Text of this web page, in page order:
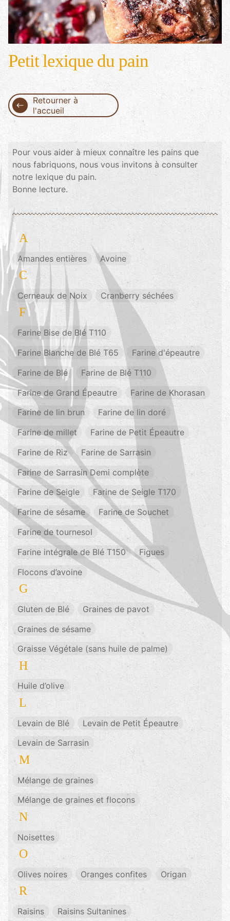
Petit lexique du pain
Retourner à
l'accueil
Pour vous aider à mieux connaître les pains que
nous fabriquons, nous vous invitons à consulter
notre lexique du pain.
Bonne lecture.
A
Amandes entières Avoine
C
Cerneaux de Noix Cranberry séchées
F
Farine Bise de Blé T110
Farine Blanche de Blé T65
Farine d'épeautre
Farine de Blé
Farine de Blé T110
Farine de Grand Épeautre
Farine de Khorasan
Farine de lin brun
Farine de lin doré
Farine de millet
Farine de Petit Épeautre
Farine de Riz
Farine de Sarrasin
Farine de Sarrasin Demi complète
Farine de Seigle
Farine de Seigle T170
Farine de sésame
Farine de Souchet
Farine de tournesol
Farine intégrale de Blé T150
Figues
Flocons d’avoine
G
Gluten de Blé
Graines de pavot
Graines de sésame
Graisse Végétale (sans huile de palme)
H
Huile d’olive
L
Levain de Blé
Levain de Petit Épeautre
Levain de Sarrasin
M
Mélange de graines
Mélange de graines et flocons
N
Noisettes
O
Olives noires Oranges confites Origan
R
Raisins Raisins Sultanines